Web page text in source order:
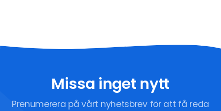
Missa inget nytt
Prenumerera på vårt nyhetsbrev för att få reda